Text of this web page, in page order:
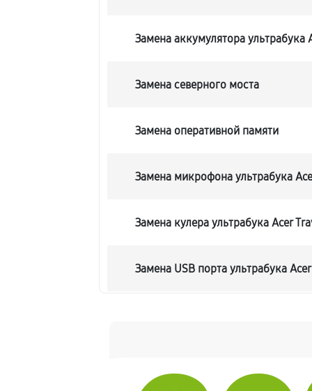
Замена аккумулятора ультрабука
Замена северного моста
Замена оперативной памяти
Замена микрофона ультрабука
Замена кулера ультрабука Acer
Замена USB порта ультрабука